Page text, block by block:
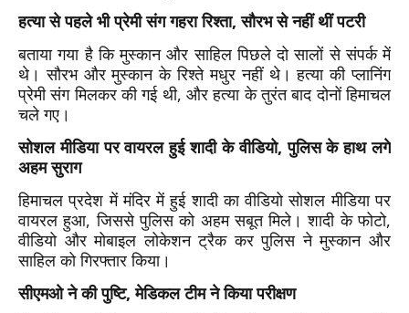
हत्या से पहले भी प्रेमी संग गहरा रिश्ता, सौरभ से नहीं थीं पटरी
बताया गया है कि मुस्कान और साहिल पिछले दो सालों से संपर्क में
थे। सौरभ और मुस्कान के रिश्ते मधुर नहीं थे। हत्या की प्लानिंग
प्रेमी संग मिलकर की गई थी, और हत्या के तुरंत बाद दोनों हिमाचल
चले गए।
सोशल मीडिया पर वायरल हुई शादी के वीडियो, पुलिस के हाथ लगे
अहम सुराग
हिमाचल प्रदेश में मंदिर में हुई शादी का वीडियो सोशल मीडिया पर
वायरल हुआ, जिससे पुलिस को अहम सबूत मिले। शादी के फोटो,
वीडियो और मोबाइल लोकेशन ट्रैक कर पुलिस ने मुस्कान और
साहिल को गिरफ्तार किया।
सीएमओ ने की पुष्टि, मेडिकल टीम ने किया परीक्षण